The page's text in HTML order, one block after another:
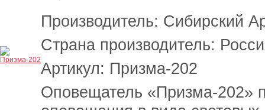
Производитель: Сибирский
Страна производитель:
Артикул: Призма-202
Оповещатель «Призма-202»